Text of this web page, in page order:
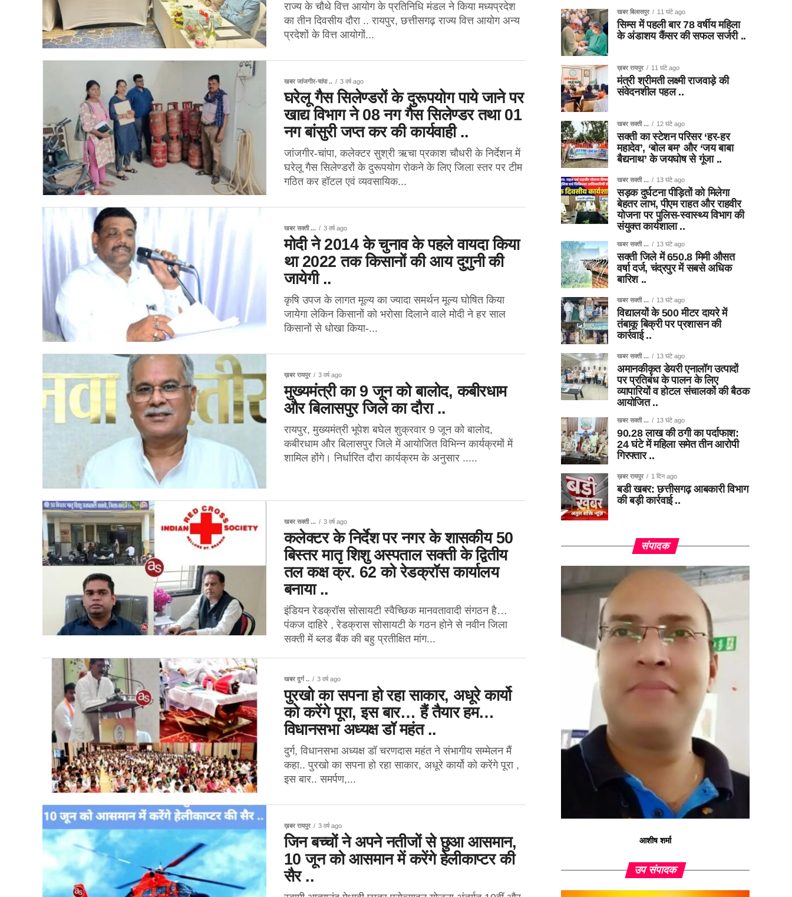
राज्य के चौथे वित्त आयोग के प्रतिनिधि मंडल ने किया मध्यप्रदेश
का तीन दिवसीय दौरा .. रायपुर, छत्तीसगढ़ राज्य वित्त आयोग अन्य
प्रदेशों के वित्त आयोगों...
खबर जांजगीर-चांपा .. 3 वर्ष ago
घरेलू गैस सिलेण्डरों के दुरूपयोग पाये जाने पर
खाद्य विभाग ने 08 नग गैस सिलेण्डर तथा 01
नग बांसुरी जप्त कर की कार्यवाही ..
जांजगीर-चांपा, कलेक्टर सुश्री ऋचा प्रकाश चौधरी के निर्देशन में
घरेलू गैस सिलेण्डरों के दुरूपयोग रोकने के लिए जिला स्तर पर टीम
गठित कर हॉटल एवं व्यवसायिक...
खबर सक्ती ... 3 वर्ष ago
मोदी ने 2014 के चुनाव के पहले वायदा किया
था 2022 तक किसानों की आय दुगुनी की
जायेगी ..
कृषि उपज के लागत मूल्य का ज्यादा समर्थन मूल्य घोषित किया
जायेगा लेकिन किसानों को भरोसा दिलाने वाले मोदी ने हर साल
किसानों से धोखा किया-...
ख़बर रायपुर 3 वर्ष ago
मुख्यमंत्री का 9 जून को बालोद, कबीरधाम
और बिलासपुर जिले का दौरा ..
रायपुर, मुख्यमंत्री भूपेश बघेल शुक्रवार 9 जून को बालोद,
कबीरधाम और बिलासपुर जिले में आयोजित विभिन्न कार्यक्रमों में
शामिल होंगे। निर्धारित दौरा कार्यक्रम के अनुसार .....
खबर सक्ती ... 3 वर्ष ago
कलेक्टर के निर्देश पर नगर के शासकीय 50
बिस्तर मातृ शिशु अस्पताल सक्ती के द्वितीय
तल कक्ष क्र. 62 को रेडक्रॉस कार्यालय
बनाया ..
इंडियन रेडक्रॉस सोसायटी स्वैच्छिक मानवतावादी संगठन है…
पंकज दाहिरे , रेडक्रास सोसायटी के गठन होने से नवीन जिला
सक्ती में ब्लड बैंक की बहु प्रतीक्षित मांग...
खबर दुर्ग .. 3 वर्ष ago
पुरखो का सपना हो रहा साकार, अधूरे कार्यो
को करेंगे पूरा, इस बार… हैं तैयार हम…
विधानसभा अध्यक्ष डॉ महंत ..
दुर्ग, विधानसभा अध्यक्ष डॉ चरणदास महंत ने संभागीय सम्मेलन मैं
कहा.. पुरखो का सपना हो रहा साकार, अधूरे कार्यो को करेंगे पूरा ,
इस बार.. समर्पण,...
ख़बर रायपुर 3 वर्ष ago
जिन बच्चों ने अपने नतीजों से छुआ आसमान,
10 जून को आसमान में करेंगे हेलीकाप्टर की
सैर ..
खबर बिलासपुर 11 घंटे ago
सिम्स में पहली बार 78 वर्षीय महिला
के अंडाशय कैंसर की सफल सर्जरी ..
ख़बर रायपुर 11 घंटे ago
मंत्री श्रीमती लक्ष्मी राजवाड़े की
संवेदनशील पहल ..
खबर सक्ती ... 12 घंटे ago
सक्ती का स्टेशन परिसर ‘हर-हर
महादेव’, ‘बोल बम’ और ‘जय बाबा
बैद्यनाथ’ के जयघोष से गूंजा ..
खबर सक्ती ... 13 घंटे ago
सड़क दुर्घटना पीड़ितों को मिलेगा
बेहतर लाभ, पीएम राहत और राहवीर
योजना पर पुलिस-स्वास्थ्य विभाग की
संयुक्त कार्यशाला ..
खबर सक्ती ... 13 घंटे ago
सक्ती जिले में 650.8 मिमी औसत
वर्षा दर्ज, चंद्रपुर में सबसे अधिक
बारिश ..
खबर सक्ती ... 13 घंटे ago
विद्यालयों के 500 मीटर दायरे में
तंबाकू बिक्री पर प्रशासन की
कार्रवाई ..
खबर सक्ती ... 13 घंटे ago
अमानकीकृत डेयरी एनालॉग उत्पादों
पर प्रतिबंध के पालन के लिए
व्यापारियों व होटल संचालकों की बैठक
आयोजित ..
खबर सक्ती ... 13 घंटे ago
90.28 लाख की ठगी का पर्दाफाश:
24 घंटे में महिला समेत तीन आरोपी
गिरफ्तार ..
ख़बर रायपुर 1 दिन ago
बडी खबर: छत्तीसगढ़ आबकारी विभाग
की बड़ी कार्रवाई ..
संपादक
आशीष शर्मा
उप संपादक